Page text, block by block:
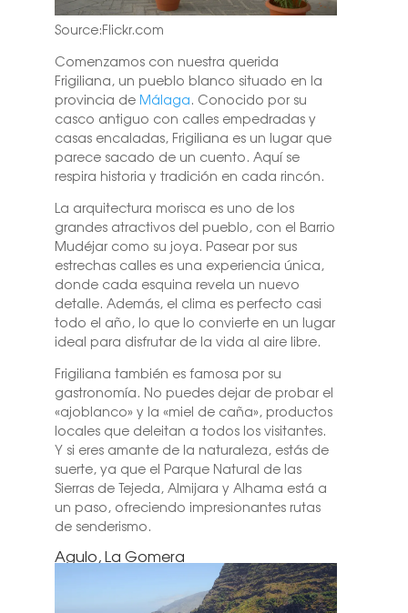
Source:Flickr.com
Comenzamos con nuestra querida
Frigiliana, un pueblo blanco situado en la
provincia de Málaga. Conocido por su
casco antiguo con calles empedradas y
casas encaladas, Frigiliana es un lugar que
parece sacado de un cuento. Aquí se
respira historia y tradición en cada rincón.
La arquitectura morisca es uno de los
grandes atractivos del pueblo, con el Barrio
Mudéjar como su joya. Pasear por sus
estrechas calles es una experiencia única,
donde cada esquina revela un nuevo
detalle. Además, el clima es perfecto casi
todo el año, lo que lo convierte en un lugar
ideal para disfrutar de la vida al aire libre.
Frigiliana también es famosa por su
gastronomía. No puedes dejar de probar el
«ajoblanco» y la «miel de caña», productos
locales que deleitan a todos los visitantes.
Y si eres amante de la naturaleza, estás de
suerte, ya que el Parque Natural de las
Sierras de Tejeda, Almijara y Alhama está a
un paso, ofreciendo impresionantes rutas
de senderismo.
Agulo, La Gomera